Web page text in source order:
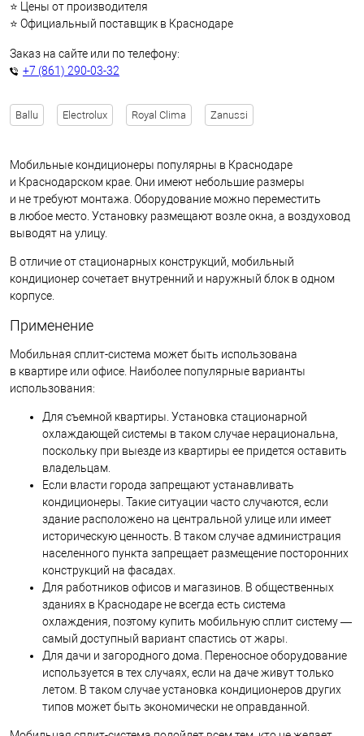
Ballu Electrolux Royal Clima Zanussi
⭐ Цены от производителя
⭐ Официальный поставщик в Краснодаре
Заказ на сайте или по телефону:
+7 (861) 290-03-32
Мобильные кондиционеры популярны в Краснодаре
и Краснодарском крае. Они имеют небольшие размеры
и не требуют монтажа. Оборудование можно переместить
в любое место. Установку размещают возле окна, а воздуховод
выводят на улицу.
В отличие от стационарных конструкций, мобильный
кондиционер сочетает внутренний и наружный блок в одном
корпусе.
Применение
Мобильная сплит-система может быть использована
в квартире или офисе. Наиболее популярные варианты
использования:
Для съемной квартиры. Установка стационарной
охлаждающей системы в таком случае нерациональна,
поскольку при выезде из квартиры ее придется оставить
владельцам.
Если власти города запрещают устанавливать
кондиционеры. Такие ситуации часто случаются, если
здание расположено на центральной улице или имеет
историческую ценность. В таком случае администрация
населенного пункта запрещает размещение посторонних
конструкций на фасадах.
Для работников офисов и магазинов. В общественных
зданиях в Краснодаре не всегда есть система
охлаждения, поэтому купить мобильную сплит систему —
самый доступный вариант спастись от жары.
Для дачи и загородного дома. Переносное оборудование
используется в тех случаях, если на даче живут только
летом. В таком случае установка кондиционеров других
типов может быть экономически не оправданной.